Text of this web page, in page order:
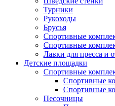
Турники
Рукоходы
Брусья
Спортивные
Спортивные
Лавки для пресса и
Детские площадки
Спортивные
Спортивные
Спортивные
Песочницы